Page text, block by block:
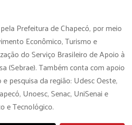
Prefeitura de Chapecó, por meio
Econômico, Turismo e
do Serviço Brasileiro de Apoio à
(Sebrae). Também conta com apoio
pesquisa da região: Udesc Oeste,
Unoesc, Senac, UniSenai e
e Tecnológico.